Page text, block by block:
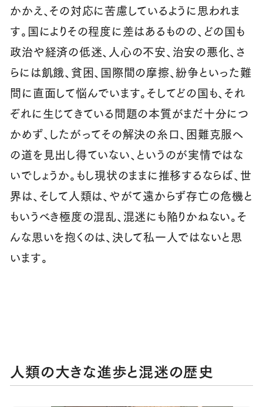
かかえ、その対応に苦慮しているように思われま
す。国によりその程度に差はあるものの、どの国も
政治や経済の低迷、人心の不安、治安の悪化、さ
らには飢餓、貧困、国際間の摩擦、紛争といった難
問に直面して悩んでいます。そしてどの国も、それ
ぞれに生じてきている問題の本質がまだ十分につ
かめず、したがってその解決の糸口、困難克服へ
の道を見出し得ていない、というのが実情ではな
いでしょうか。もし現状のままに推移するならば、世
界は、そして人類は、やがて遠からず存亡の危機と
もいうべき極度の混乱、混迷にも陥りかねない。そ
んな思いを抱くのは、決して私一人ではないと思
います。
人類の大きな進歩と混迷の歴史